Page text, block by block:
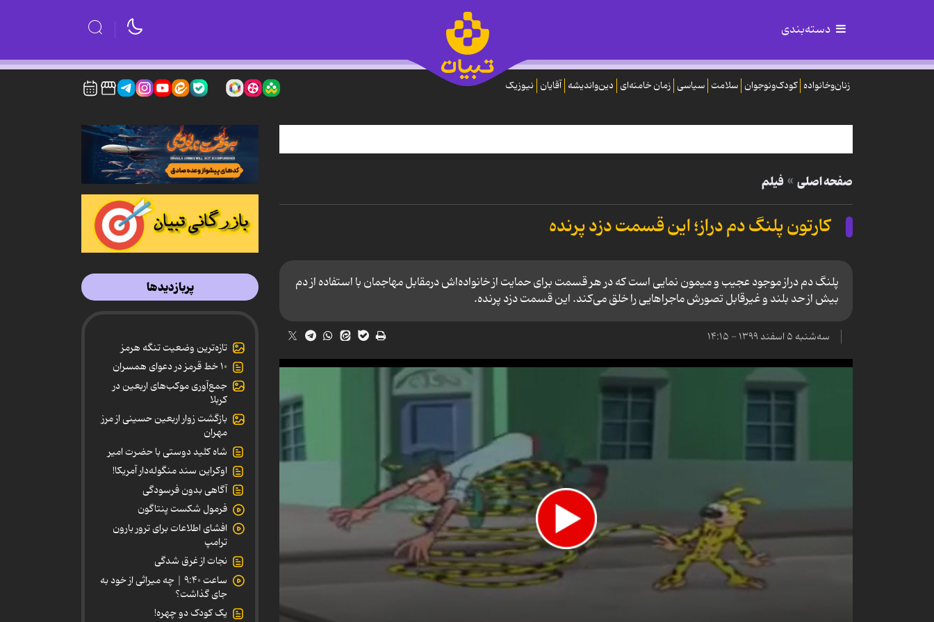
دسته‌بندی
زنان‌وخانواده کودک‌ونوجوان سلامت سیاسی زمان خامنه‌ای دین‌واندیشه آقایان نیوزیک
صفحه اصلی فیلم
کارتون پلنگ دم دراز؛ این قسمت دزد پرنده
پلنگ دم دراز موجود عجیب و میمون نمایی است که در هر قسمت برای حمایت از خانواده‌اش درمقابل مهاجمان با استفاده از دم
بیش از حد بلند و غیرقابل تصورش ماجراهایی را خلق می‌کند. این قسمت دزد پرنده.
سه‌شنبه ۵ اسفند ۱۳۹۹ - ۱۴:۱۵
پربازدیدها
تازه‌ترین وضعیت تنگه هرمز
۱۰ خط قرمز در دعوای همسران
جمع‌آوری موکب‌های اربعین در
کربلا
بازگشت زوار اربعین حسینی از مرز
مهران
شاه کلید دوستی با حضرت امیر
اوکراین سند منگوله‌دار آمریکا!
آگاهی بدون فرسودگی
فرمول شکست پنتاگون
افشای اطلاعات برای ترور بارون
ترامپ
نجات از غرق شدگی
ساعت ۹:۴۰ | چه میراثی از خود به
جای گذاشت؟
یک کودک دو چهره!